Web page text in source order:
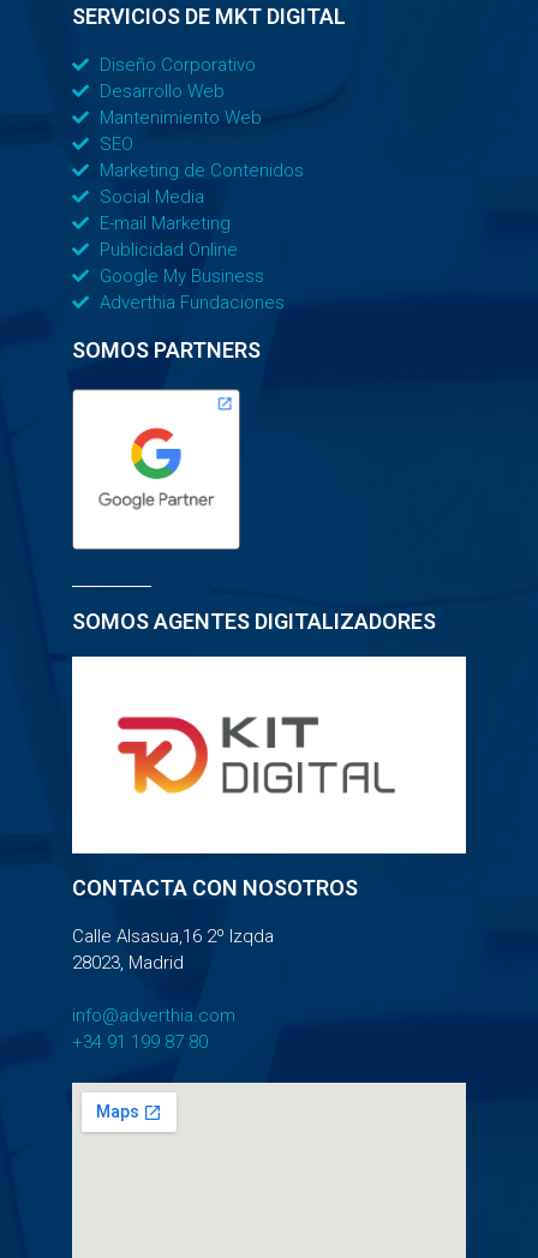
SERVICIOS DE MKT DIGITAL
Diseño Corporativo
Desarrollo Web
Mantenimiento Web
SEO
Marketing de Contenidos
Social Media
E-mail Marketing
Publicidad Online
Google My Business
Adverthia Fundaciones
SOMOS PARTNERS
SOMOS AGENTES DIGITALIZADORES
CONTACTA CON NOSOTROS
Calle Alsasua,16 2º Izqda
28023, Madrid
info@adverthia.com
+34 91 199 87 80